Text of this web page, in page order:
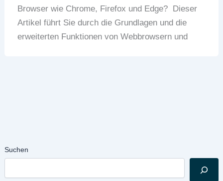
Suchen
Browser wie Chrome, Firefox und Edge? Dieser
Artikel führt Sie durch die Grundlagen und die
erweiterten Funktionen von Webbrowsern und